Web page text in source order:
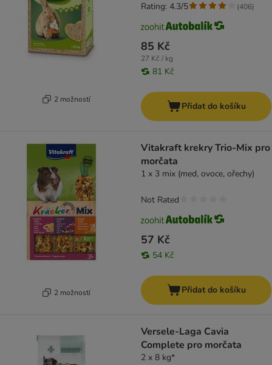
2 možností
85 Kč
27 Kč / kg
81 Kč
Rating: 4.3/5 (406)
Přidat do košíku
2 možností
Vitakraft krekry Trio-Mix pro
morčata
1 x 3 mix (med, ovoce, ořechy)
57 Kč
54 Kč
Not Rated
Přidat do košíku
Versele-Laga Cavia
Complete pro morčata
2 x 8 kg*